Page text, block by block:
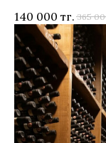
140 000 тг. 365